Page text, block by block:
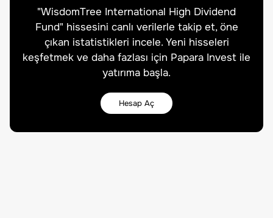
"WisdomTree International High Dividend
Fund" hissesini canlı verilerle takip et, öne
çıkan istatistikleri incele. Yeni hisseleri
keşfetmek ve daha fazlası için Papara Invest ile
yatırıma başla.
Hesap Aç